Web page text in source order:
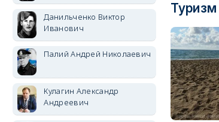
Туризм
Данильченко Виктор
Иванович
Палий Андрей Николаевич
Кулагин Александр
Андреевич